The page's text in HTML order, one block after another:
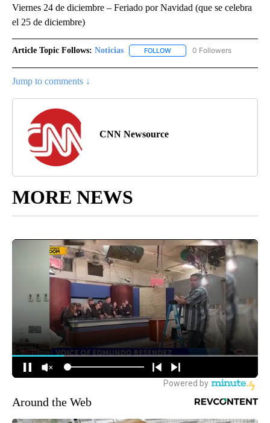
Viernes 24 de diciembre – Feriado por Navidad (que se celebra
el 25 de diciembre)
Article Topic Follows: Noticias FOLLOW FOLLOW "NOTICIAS" TO
0 Followers
Jump to comments ↓
CNN Newsource
MORE NEWS
Around the Web